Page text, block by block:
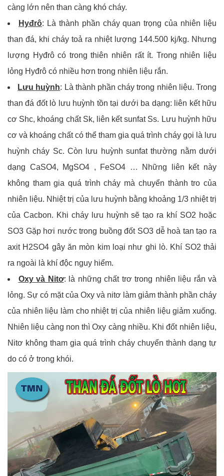
càng lớn nên than càng khó cháy.
Hyđrô: Là thành phần cháy quan trọng của nhiên liệu
than đá, khi cháy toả ra nhiệt lượng 144.500 kj/kg. Nhưng
lượng Hyđrô có trong thiên nhiên rất ít. Trong nhiên liệu
lỏng Hyđrô có nhiều hơn trong nhiên liệu rắn.
Lưu huỳnh: Là thành phần cháy trong nhiên liệu. Trong
than đá đốt lò lưu huỳnh tồn tại dưới ba dạng: liên kết hữu
cơ Shc, khoáng chất Sk, liên kết sunfat Ss. Lưu huỳnh hữu
cơ và khoáng chất có thể tham gia quá trình cháy gọi là lưu
huỳnh cháy Sc. Còn lưu huỳnh sunfat thường nằm dưới
dạng CaSO4, MgSO4 , FeSO4 … Những liên kết này
không tham gia quá trình cháy mà chuyển thành tro của
nhiên liệu. Nhiệt trị của lưu huỳnh bằng khoảng 1/3 nhiệt trị
của Cacbon. Khi cháy lưu huỳnh sẽ tạo ra khí SO2 hoặc
SO3 Gặp hơi nước trong buồng đốt SO3 dễ hoà tan tạo ra
axit H2SO4 gây ăn mòn kim loại như ghi lò. Khí SO2 thải
ra ngoài là khí độc nguy hiểm.
Oxy và Nitơ: là những chất trơ trong nhiên liệu rắn và
lỏng. Sự có mặt của Oxy và nitơ làm giảm thành phần cháy
của nhiên liệu làm cho nhiệt trị của nhiên liệu giảm xuống.
Nhiên liệu càng non thì Oxy càng nhiều. Khi đốt nhiên liệu,
Nitơ không tham gia quá trình cháy chuyển thành dạng tự
do có ở trong khói.